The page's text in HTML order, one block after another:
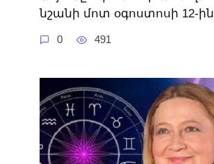
նշանի մոտ օգոստոսի 12-ին
0 491